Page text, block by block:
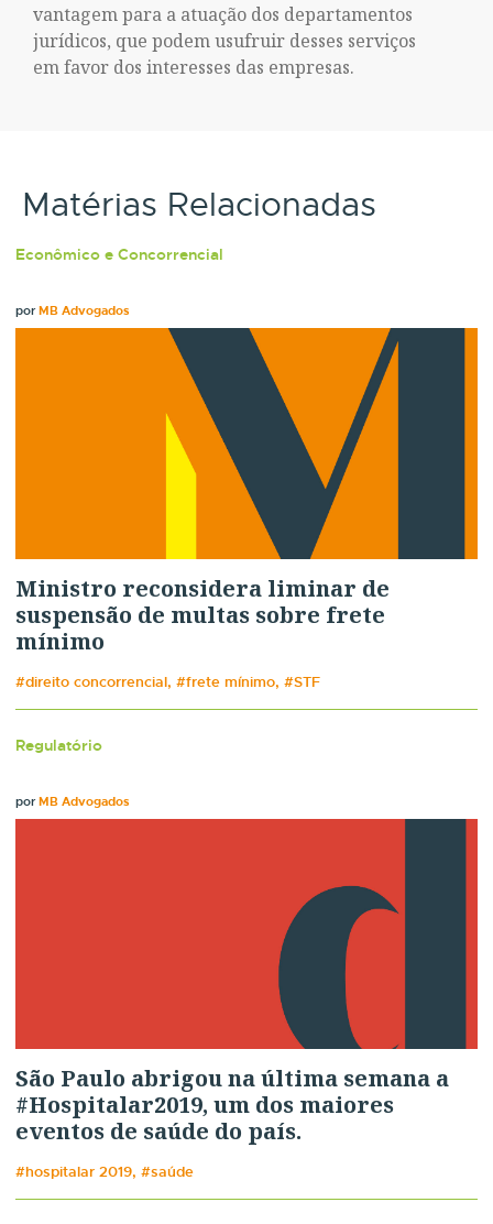
vantagem para a atuação dos departamentos
jurídicos, que podem usufruir desses serviços
em favor dos interesses das empresas.
Matérias Relacionadas
Econômico e Concorrencial
porMB Advogados
Ministro reconsidera liminar de
suspensão de multas sobre frete
mínimo
#direito concorrencial, #frete mínimo, #STF
Regulatório
porMB Advogados
São Paulo abrigou na última semana a
#Hospitalar2019, um dos maiores
eventos de saúde do país.
#hospitalar 2019, #saúde